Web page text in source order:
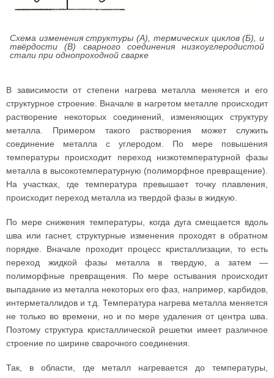
Схема изменения структуры (А), термических циклов (Б), и
твёрдости (В) сварного соединения низкоуглеродистой
стали при однопроходной сварке
В зависимости от степени нагрева металла меняется и его
структурное строение. Вначале в нагретом металле происходит
растворение некоторых соединений, изменяющих структуру
металла. Примером такого растворения может служить
соединение металла с углеродом. По мере повышения
температуры происходит переход низкотемпературной фазы
металла в высокотемпературную (полиморфное превращение).
На участках, где температура превышает точку плавления,
происходит переход металла из твердой фазы в жидкую.
По мере снижения температуры, когда дуга смещается вдоль
шва или гаснет, структурные изменения проходят в обратном
порядке. Вначале проходит процесс кристаллизации, то есть
переход жидкой фазы металла в твердую, а затем —
полиморфные превращения. По мере остывания происходит
выпадание из металла некоторых его фаз, например, карбидов,
интерметаллидов и т.д. Температура нагрева металла меняется
не только во времени, но и по мере удаления от центра шва.
Поэтому структура кристаллической решетки имеет различное
строение по ширине сварочного соединения.
Так, в области, где металл нагревается до температуры,